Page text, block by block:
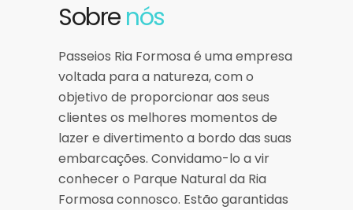
Sobrenós
Passeios Ria Formosa é uma empresa
voltada para a natureza, com o
objetivo de proporcionar aos seus
clientes os melhores momentos de
lazer e divertimento a bordo das suas
embarcações. Convidamo-lo a vir
conhecer o Parque Natural da Ria
Formosa connosco. Estão garantidas